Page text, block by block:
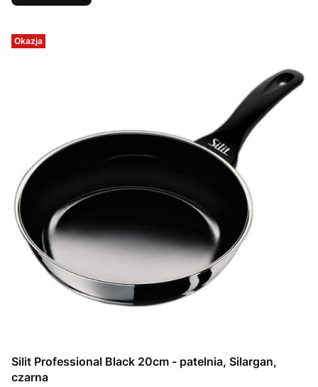
Okazja
Silit Professional Black 20cm - patelnia, Silargan,
czarna